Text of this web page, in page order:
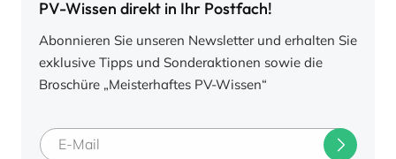
PV-Wissen direkt in Ihr Postfach!
Abonnieren Sie unseren Newsletter und erhalten Sie
exklusive Tipps und Sonderaktionen sowie die
Broschüre „Meisterhaftes PV-Wissen“